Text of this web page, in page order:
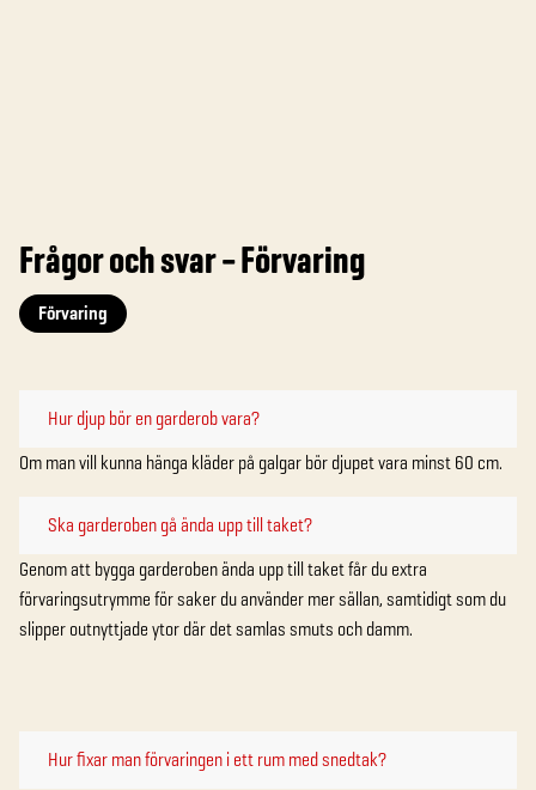
Frågor och svar – Förvaring
Förvaring
Hur djup bör en garderob vara?
Om man vill kunna hänga kläder på galgar bör djupet vara minst 60 cm.
Ska garderoben gå ända upp till taket?
Genom att bygga garderoben ända upp till taket får du extra
förvaringsutrymme för saker du använder mer sällan, samtidigt som du
slipper outnyttjade ytor där det samlas smuts och damm.
Hur fixar man förvaringen i ett rum med snedtak?